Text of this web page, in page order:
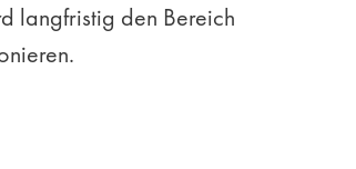
langfristig den Bereich